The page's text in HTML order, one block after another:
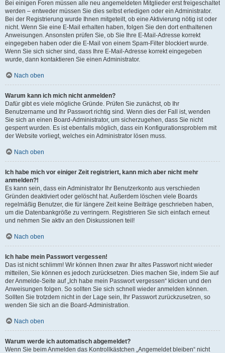
Bei einigen Foren müssen alle neu angemeldeten Mitglieder erst freigeschaltet
werden – entweder müssen Sie dies selbst erledigen oder ein Administrator.
Bei der Registrierung wurde Ihnen mitgeteilt, ob eine Aktivierung nötig ist oder
nicht. Wenn Sie eine E-Mail erhalten haben, folgen Sie den dort enthaltenen
Anweisungen. Ansonsten prüfen Sie, ob Sie Ihre E-Mail-Adresse korrekt
eingegeben haben oder die E-Mail von einem Spam-Filter blockiert wurde.
Wenn Sie sich sicher sind, dass Ihre E-Mail-Adresse korrekt eingegeben
wurde, dann kontaktieren Sie einen Administrator.
Nach oben
Warum kann ich mich nicht anmelden?
Dafür gibt es viele mögliche Gründe. Prüfen Sie zunächst, ob Ihr
Benutzername und Ihr Passwort richtig sind. Wenn dies der Fall ist, wenden
Sie sich an einen Board-Administrator, um sicherzugehen, dass Sie nicht
gesperrt wurden. Es ist ebenfalls möglich, dass ein Konfigurationsproblem mit
der Website vorliegt, welches ein Administrator lösen muss.
Nach oben
Ich habe mich vor einiger Zeit registriert, kann mich aber nicht mehr
anmelden?!
Es kann sein, dass ein Administrator Ihr Benutzerkonto aus verschieden
Gründen deaktiviert oder gelöscht hat. Außerdem löschen viele Boards
regelmäßig Benutzer, die für längere Zeit keine Beiträge geschrieben haben,
um die Datenbankgröße zu verringern. Registrieren Sie sich einfach erneut
und nehmen Sie aktiv an den Diskussionen teil!
Nach oben
Ich habe mein Passwort vergessen!
Das ist nicht schlimm! Wir können Ihnen zwar Ihr altes Passwort nicht wieder
mitteilen, Sie können es jedoch zurücksetzen. Dies machen Sie, indem Sie auf
der Anmelde-Seite auf „Ich habe mein Passwort vergessen“ klicken und den
Anweisungen folgen. So sollten Sie sich schnell wieder anmelden können.
Sollten Sie trotzdem nicht in der Lage sein, Ihr Passwort zurückzusetzen, so
wenden Sie sich an die Board-Administration.
Nach oben
Warum werde ich automatisch abgemeldet?
Wenn Sie beim Anmelden das Kontrollkästchen „Angemeldet bleiben“ nicht